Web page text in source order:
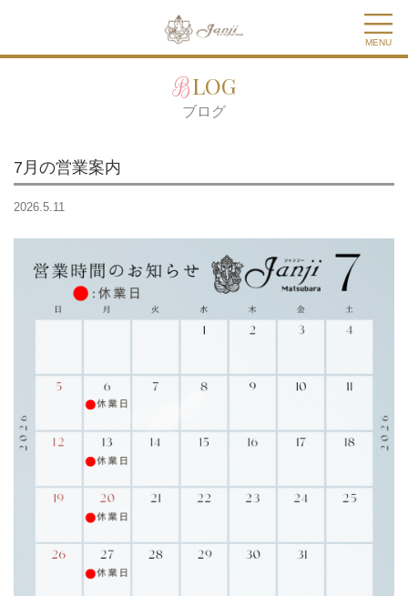
MENU
BLOG
ブログ
7月の営業案内
2026.5.11